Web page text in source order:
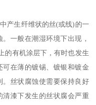
产生纤维状的丝(或线)的一
一般在潮湿环境下出现，
的有机涂层下，有时也发生
在薄的镀锡、镀银和镀金
。丝状腐蚀使需要保持良好
漆下发生的丝状腐会严重